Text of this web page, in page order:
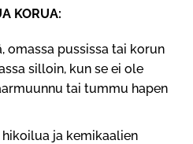
KORUA:
omassa pussissa tai korun
silloin, kun se ei ole
tai tummu hapen
hikoilua ja kemikaalien